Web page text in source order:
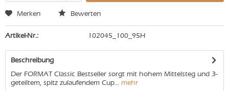
Merken Bewerten
Artikel-Nr.: 102045_100_95H
Beschreibung
Der FORMAT Classic Bestseller sorgt mit hohem Mittelsteg und 3-
geteiltem, spitz zulaufendem Cup... mehr